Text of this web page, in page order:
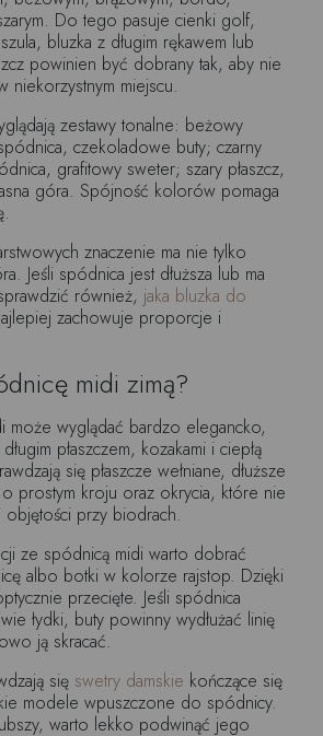
Do tego pasuje cienki golf,
bluzka z długim rękawem lub
powinien być dobrany tak, aby nie
niekorzystnym miejscu.
zestawy tonalne: beżowy
czekoladowe buty; czarny
grafitowy sweter; szary płaszcz,
góra. Spójność kolorów pomaga
znaczenie ma nie tylko
Jeśli spódnica jest dłuższa lub ma
również, jaka bluzka do
zachowuje proporcje i
midi zimą?
może wyglądać bardzo elegancko,
płaszczem, kozakami i ciepłą
się płaszcze wełniane, dłuższe
prostym kroju oraz okrycia, które nie
objętości przy biodrach.
ze spódnicą midi warto dobrać
albo botki w kolorze rajstop. Dzięki
przecięte. Jeśli spódnica
łydki, buty powinny wydłużać linię
ją skracać.
się swetry damskie kończące się
modele wpuszczone do spódnicy.
warto lekko podwinąć jego